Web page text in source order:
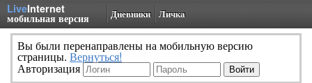
LiveInternet
мобильная версия Дневники Личка
Вы были перенаправлены на мобильную версию
страницы. Вернуться!
Авторизация